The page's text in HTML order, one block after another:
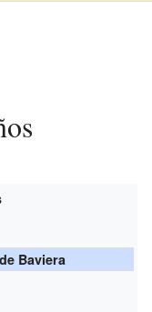
Baviera